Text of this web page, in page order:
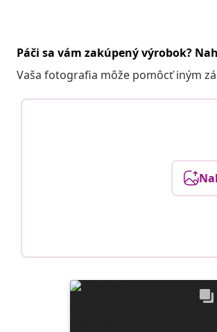
Páči sa vám zakúpený výrobok?
Vaša fotografia môže pomôcť iným